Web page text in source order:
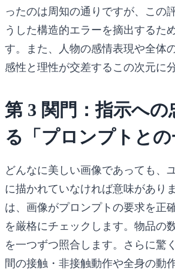
ったのは周知の通りですが、この
うした構造的エラーを摘出するた
す。また、人物の感情表現や全体
感性と理性が交差するこの次元に
第 3 関門：指示への
る「プロンプトとの
どんなに美しい画像であっても、
に描かれていなければ意味があり
は、画像がプロンプトの要求を正
を厳格にチェックします。物品の
を一つずつ照合します。さらに驚
間の接触・非接触動作や全身の動